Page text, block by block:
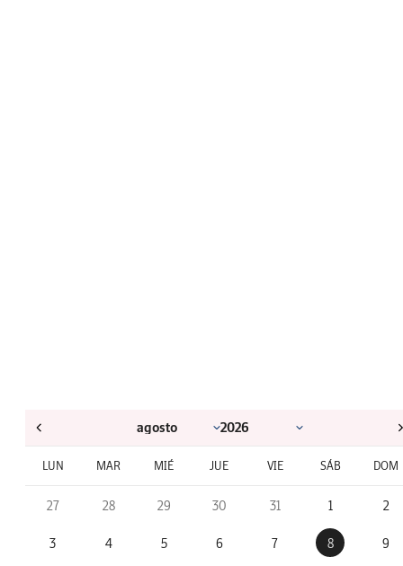
LUN MAR MIÉ JUE VIE SÁB DOM
27 28 29 30 31 1 2
3 4 5 6 7 8 9